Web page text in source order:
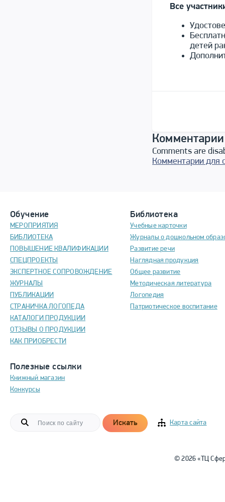
Все
детей
Comments are
Комментарии для
Обучение
МЕРОПРИЯТИЯ
БИБЛИОТЕКА
ПОВЫШЕНИЕ КВАЛИФИКАЦИИ
СПЕЦПРОЕКТЫ
ЭКСПЕРТНОЕ СОПРОВОЖДЕНИЕ
ЖУРНАЛЫ
ПУБЛИКАЦИИ
СТРАНИЧКА ЛОГОПЕДА
КАТАЛОГИ ПРОДУКЦИИ
ОТЗЫВЫ О ПРОДУКЦИИ
КАК ПРИОБРЕСТИ
Полезные ссылки
Книжный магазин
Конкурсы
Библиотека
Учебные карточки
Журналы о дошкольном
Развитие речи
Наглядная продукция
Общее развитие
Методическая литература
Логопедия
Патриотическое воспитание
Искать Карта сайта
© 2026 «ТЦ